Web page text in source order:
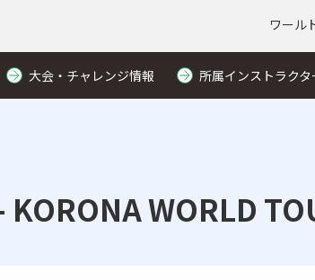
ワール
大会・チャレンジ情報 所属インストラク
KORONA WORLD